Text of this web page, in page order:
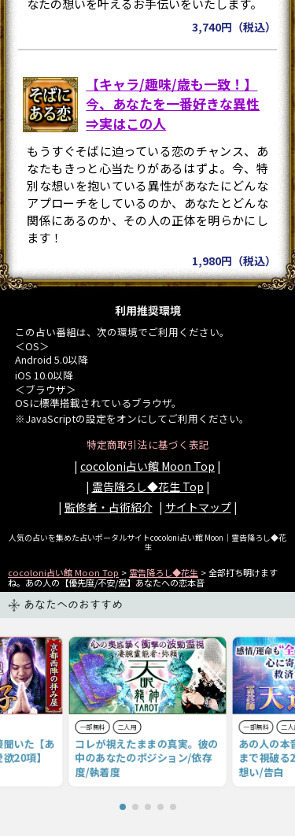
なたの想いを叶えるお手伝いをいたします。
3,740円（税込）
【キャラ/趣味/歳も一致！】
今、あなたを一番好きな異性
⇒実はこの人
もうすぐそばに迫っている恋のチャンス、あ
なたもきっと心当たりがあるはずよ。今、特
別な想いを抱いている異性があなたにどんな
アプローチをしているのか、あなたとどんな
関係にあるのか、その人の正体を明らかにし
ます！
1,980円（税込）
利用推奨環境
この占い番組は、次の環境でご利用ください。
＜OS＞
Android 5.0以降
iOS 10.0以降
＜ブラウザ＞
OSに標準搭載されているブラウザ。
※JavaScriptの設定をオンにしてご利用ください。
特定商取引法に基づく表記
| cocoloni占い館 Moon Top |
| 霊告降ろし◆花生Top |
| 監修者・占術紹介 | サイトマップ|
人気の占いを集めた占いポータルサイトcocoloni占い館 Moon｜ 霊告降ろし◆花
生
cocoloni占い館 Moon Top > 霊告降ろし◆花生 > 全部打ち明けます
ね。あの人の【優先度/不安/愛】あなたへの恋本音
あなたへのおすすめ
いた【あ
20項】
一部無料 二人用
コレが視えたままの真実。彼の
中のあなたのポジション/依存
度/執着度
一部無料 二人用
あの人の本
まで視破る
想い/告白